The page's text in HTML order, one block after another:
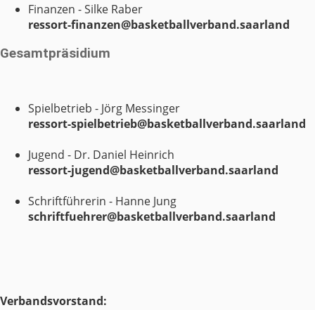
Finanzen - Silke Raber
ressort-finanzen@basketballverband.saarland
Gesamtpräsidium
Spielbetrieb - Jörg Messinger
ressort-spielbetrieb@basketballverband.saarland
Jugend - Dr. Daniel Heinrich
ressort-jugend@basketballverband.saarland
Schriftführerin - Hanne Jung
schriftfuehrer@basketballverband.saarland
Verbandsvorstand: